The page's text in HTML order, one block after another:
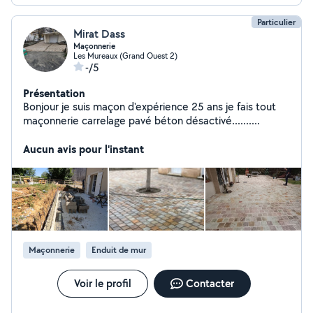
objectif est de vous offrir une vision
Particulier
Mirat Dass
Maçonnerie
Les Mureaux (Grand Ouest 2)
-/5
Présentation
Bonjour je suis maçon d'expérience 25 ans je fais tout
maçonnerie carrelage pavé béton désactivé..........
Aucun avis pour l'instant
Maçonnerie Enduit de mur
Voir le profil Contacter